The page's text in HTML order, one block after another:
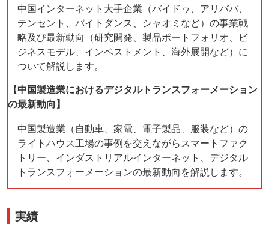
中国インターネット大手企業（バイドゥ、アリババ、
テンセント、バイトダンス、シャオミなど）の事業戦
略及び最新動向（研究開発、製品ポートフォリオ、ビ
ジネスモデル、インベストメント、海外展開など）に
ついて解説します。
【中国製造業におけるデジタルトランスフォーメーション
の最新動向】
中国製造業（自動車、家電、電子製品、服装など）の
ライトハウス工場の事例を交えながらスマートファク
トリー、インダストリアルインターネット、デジタル
トランスフォーメーションの最新動向を解説します。
実績